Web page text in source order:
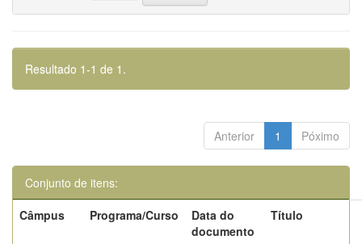
Resultado 1-1 de 1.
Anterior 1 Póximo
Conjunto de itens:
Câmpus
Programa/Curso
Data do
documento
Título